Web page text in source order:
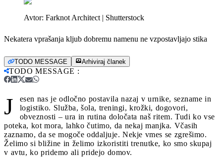
Avtor: Farknot Architect | Shutterstock
Nekatera vprašanja kljub dobremu namenu ne vzpostavljajo stika
TODO MESSAGE Arhiviraj članek
TODO MESSAGE :
J
esen nas je odločno postavila nazaj v urnike, sezname in
logistiko. Služba, šola, treningi, krožki, dogovori,
obveznosti – ura in rutina določata naš ritem. Tudi ko vse
poteka, kot mora, lahko čutimo, da nekaj manjka. Včasih
zaznamo, da se mogoče oddaljuje. Nekje vmes se zgrešimo.
Želimo si bližine in želimo izkoristiti trenutke, ko smo skupaj
v avtu, ko pridemo ali pridejo domov.